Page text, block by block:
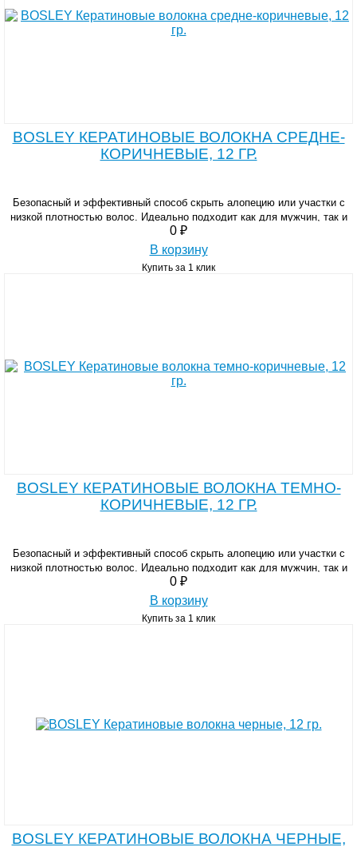
BOSLEY КЕРАТИНОВЫЕ ВОЛОКНА СРЕДНЕ-
КОРИЧНЕВЫЕ, 12 ГР.
Безопасный и эффективный способ скрыть алопецию или участки с
низкой плотностью волос. Идеально подходит как для мужчин, так и
для женщин.
0 ₽
В корзину
Купить за 1 клик
BOSLEY КЕРАТИНОВЫЕ ВОЛОКНА ТЕМНО-
КОРИЧНЕВЫЕ, 12 ГР.
Безопасный и эффективный способ скрыть алопецию или участки с
низкой плотностью волос. Идеально подходит как для мужчин, так и
для женщин.
0 ₽
В корзину
Купить за 1 клик
BOSLEY КЕРАТИНОВЫЕ ВОЛОКНА ЧЕРНЫЕ,